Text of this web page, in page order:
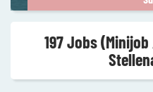
197 Jobs